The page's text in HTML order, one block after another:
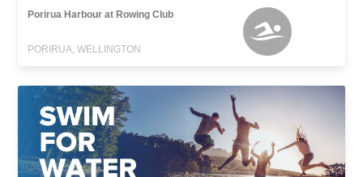
Porirua Harbour at Rowing Club
PORIRUA, WELLINGTON